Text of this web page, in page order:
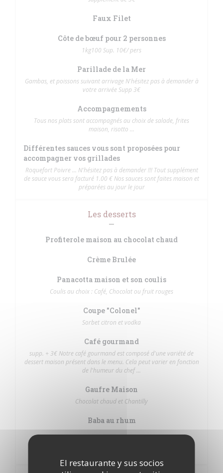
El restaurante y sus socios
Faux Filet
Côte de bœuf pour 2 personnes
1kg100 Sup. 10€/ pers
Parillade de la Mer
Gambas, et poissons suivant arrivage N'hésitez pas à demander à
votre arrivée Supp 3€
Accompagnements
Tous nos plats sont accompagnés au choix de salade, frites
maison, risotto ...
Différentes sauces vous sont proposées pour
accompagner vos grillades
Roquefort Poivre ... N'hésitez pas à demander !!! Tout supplément
de sauce vous sera facturé 1.00 € Nos sauces sont faites maison et
préparées au jour le jour
Les desserts
Profiterole maison au chocolat chaud
Crème Brulée
Panacotta maison et son coulis
Coulis au choix : Café, Chocolat ou fruit rouges
Coupe "Colonel"
Sorbet citron et vodka
Café gourmand
supp. + 3€ Notre café gourmand est composé d'une variété de
dessert maison présent dans le menu. Cela peut varier en fonction
de l'humeur du chef ...
Gaufre Maison
Chocolat chaud et Chantilly
Baba au rhum